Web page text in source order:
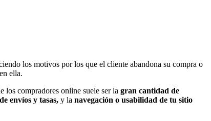
los motivos por los que el cliente abandona su compra o
ella.
los compradores online suele ser la gran cantidad de
envíos y tasas, y la navegación o usabilidad de tu sitio